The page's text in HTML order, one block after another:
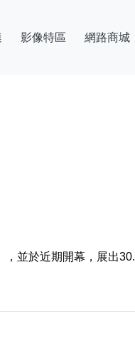
影像特區 網路商城
，並於近期開幕，展出30.